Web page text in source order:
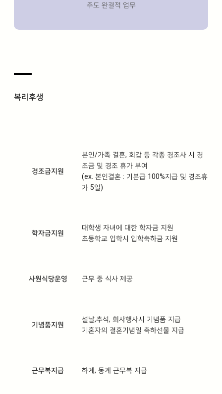
주도 완결적 업무
복리후생
경조금지원
본인/가족 결혼, 회갑 등 각종 경조사 시 경
조금 및 경조 휴가 부여
(ex. 본인결혼 : 기본급 100%지급 및 경조휴
가 5일)
학자금지원
대학생 자녀에 대한 학자금 지원
초등학교 입학시 입학축하금 지원
사원식당운영 근무 중 식사 제공
기념품지원
설날,추석, 회사행사시 기념품 지급
기혼자의 결혼기념일 축하선물 지급
근무복지급 하계, 동계 근무복 지급